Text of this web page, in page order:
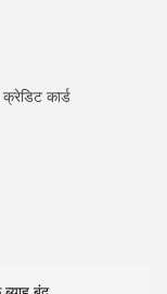
कार्ड